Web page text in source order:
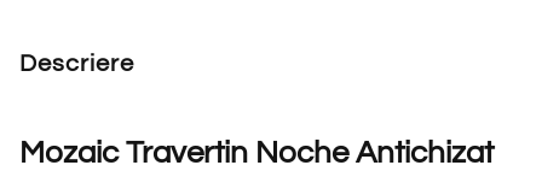
Descriere
Mozaic Travertin Noche Antichizat